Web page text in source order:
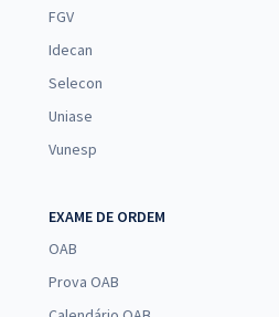
FGV
Idecan
Selecon
Uniase
Vunesp
EXAME DE ORDEM
OAB
Prova OAB